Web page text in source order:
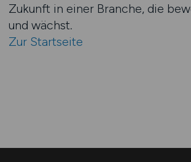
Zukunft in einer Branche, die
und wächst.
Zur Startseite